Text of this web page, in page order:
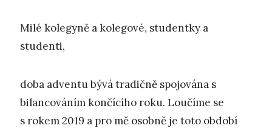
Milé kolegyně a kolegové, studentky a
studenti,
doba adventu bývá tradičně spojována s
bilancováním končícího roku. Loučíme se
s rokem 2019 a pro mě osobně je toto období